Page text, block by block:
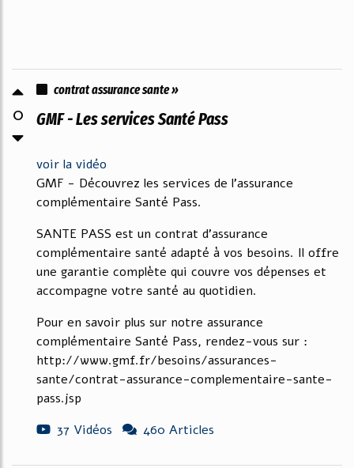
0
contrat assurance sante »
GMF - Les services Santé Pass
voir la vidéo
GMF - Découvrez les services de l'assurance
complémentaire Santé Pass.
SANTE PASS est un contrat d'assurance
complémentaire santé adapté à vos besoins. Il offre
une garantie complète qui couvre vos dépenses et
accompagne votre santé au quotidien.
Pour en savoir plus sur notre assurance
complémentaire Santé Pass, rendez-vous sur :
http://www.gmf.fr/besoins/assurances-
sante/contrat-assurance-complementaire-sante-
pass.jsp
37 Vidéos
460 Articles